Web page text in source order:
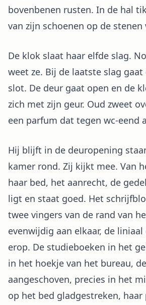
bovenbenen rusten. In de hal
van zijn schoenen op de stenen
De klok slaat haar elfde slag.
weet ze. Bij de laatste slag
slot. De deur gaat open en de
zich met zijn geur. Oud zweet
een parfum dat tegen wc-eend
Hij blijft in de deuropening
kamer rond. Zij kijkt mee. Van
haar bed, het aanrecht, de
ligt en staat goed. Het
twee vingers van de rand van
evenwijdig aan elkaar, de liniaal
erop. De studieboeken in het
in het hoekje van het bureau,
aangeschoven, precies in het
op het bed gladgestreken, haar